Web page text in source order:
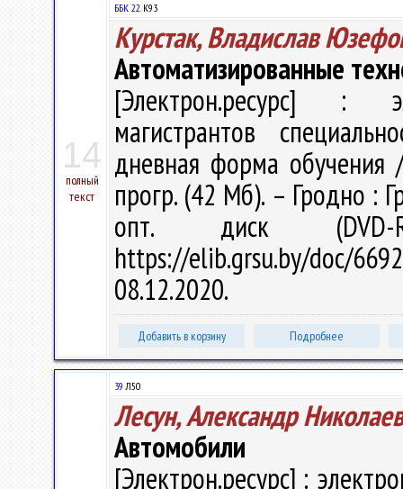
14
полный
текст
ББК 22.К93
Курстак, Владислав
Автоматизированные
[Электрон.ресурс] :
магистрантов
дневная форма обучения
прогр. (42 Мб). – Гродно :
опт. диск
https://elib.grsu.by/doc/
08.12.2020.
Добавить в корзину Подробнее
39 Л50
Лесун, Александр
Автомобили
[Электрон.ресурс] :